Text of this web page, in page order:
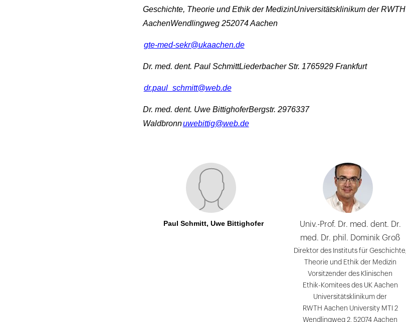
Geschichte, Theorie und Ethik der MedizinUniversitätsklinikum der RWTH
AachenWendlingweg 252074 Aachen
gte-med-sekr@ukaachen.de
Dr. med. dent. Paul SchmittLiederbacher Str. 1765929 Frankfurt
dr.paul_schmitt@web.de
Dr. med. dent. Uwe BittighoferBergstr. 2976337
Waldbronnuwebittig@web.de
Paul Schmitt, Uwe Bittighofer
Univ.-Prof. Dr. med. dent. Dr.
med. Dr. phil. Dominik Groß
Direktor des Instituts für Geschichte,
Theorie und Ethik der Medizin
Vorsitzender des Klinischen
Ethik-Komitees des UK Aachen
Universitätsklinikum der
RWTH Aachen University MTI 2
Wendlingweg 2, 52074 Aachen